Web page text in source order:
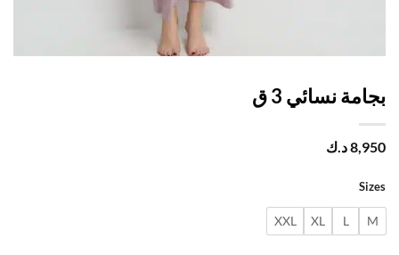
نسائي 3 ق
د.ك
L
XL
XXL